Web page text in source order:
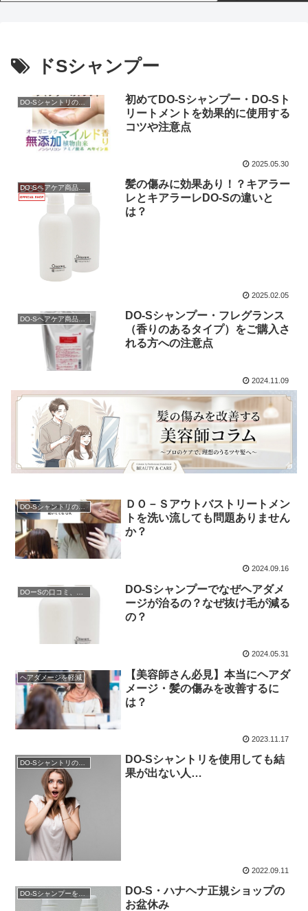
ドSシャンプー
DO-Sシャントリの使用方法
初めてDO-Sシャンプー・DO-Sト
リートメントを効果的に使用する
コツや注意点
2025.05.30
DO-Sヘアケア商品説明
髪の傷みに効果あり！？キアラー
レとキアラーレDO-Sの違いと
は？
2025.02.05
DO-Sヘアケア商品説明
DO-Sシャンプー・フレグランス
（香りのあるタイプ）をご購入さ
れる方への注意点
2024.11.09
DO-Sシャントリの使用方法
ＤＯ－Ｓアウトバストリートメン
トを洗い流しても問題ありません
か？
2024.09.16
DO-Sシャンプーでなぜヘアダメ
ージが治るの？なぜ抜け毛が減る
の？
2024.05.31
ヘアダメージを軽減
【美容師さん必見】本当にヘアダ
メージ・髪の傷みを改善するに
は？
2023.11.17
DO-Sシャントリの使用方法
DO-Sシャントリを使用しても結
果が出ない人…
2022.09.11
DO-Sシャンプーを購入
DO-S・ハナヘナ正規ショップの
お盆休み